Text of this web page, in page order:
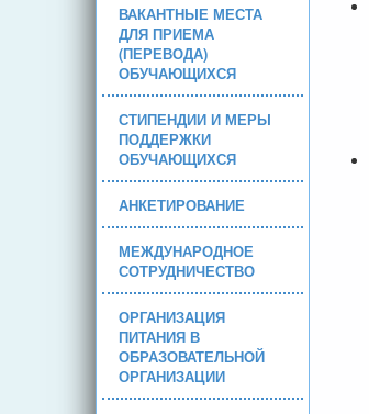
ВАКАНТНЫЕ МЕСТА
ДЛЯ ПРИЕМА
(ПЕРЕВОДА)
ОБУЧАЮЩИХСЯ
СТИПЕНДИИ И МЕРЫ
ПОДДЕРЖКИ
ОБУЧАЮЩИХСЯ
АНКЕТИРОВАНИЕ
МЕЖДУНАРОДНОЕ
СОТРУДНИЧЕСТВО
ОРГАНИЗАЦИЯ
ПИТАНИЯ В
ОБРАЗОВАТЕЛЬНОЙ
ОРГАНИЗАЦИИ